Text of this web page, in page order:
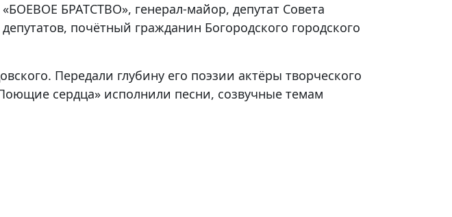
«БОЕВОЕ БРАТСТВО», генерал-майор, депутат Совета
депутатов, почётный гражданин Богородского городского
Передали глубину его поэзии актёры творческого
сердца» исполнили песни, созвучные темам